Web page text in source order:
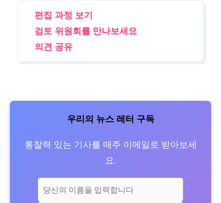
편집 과정 보기
검토 위원회를 만나보세요
의견 공유
우리의 뉴스 레터 구독
통찰력 있는 기사를 매주 이메일로 받아보세
요.